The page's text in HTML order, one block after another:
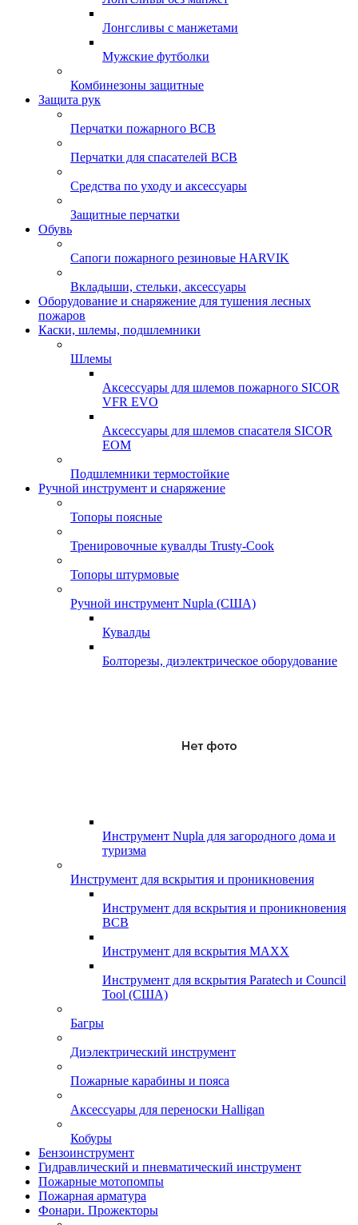
Лонгсливы с манжетами
Мужские футболки
Комбинезоны защитные
Защита рук
Перчатки пожарного ВСВ
Перчатки для спасателей ВСВ
Средства по уходу и аксессуары
Защитные перчатки
Обувь
Сапоги пожарного резиновые HARVIK
Вкладыши, стельки, аксессуары
Оборудование и снаряжение для тушения лесных
пожаров
Каски, шлемы, подшлемники
Шлемы
Аксессуары для шлемов пожарного SICOR
VFR EVO
Аксессуары для шлемов спасателя SICOR
EOM
Подшлемники термостойкие
Ручной инструмент и снаряжение
Топоры поясные
Тренировочные кувалды Trusty-Cook
Топоры штурмовые
Ручной инструмент Nupla (США)
Кувалды
Болторезы, диэлектрическое оборудование
Инструмент Nupla для загородного дома и
туризма
Инструмент для вскрытия и проникновения
Инструмент для вскрытия и проникновения
ВСВ
Инструмент для вскрытия MAXX
Инструмент для вскрытия Paratech и Council
Tool (США)
Багры
Диэлектрический инструмент
Пожарные карабины и пояса
Аксессуары для переноски Halligan
Кобуры
Бензоинструмент
Гидравлический и пневматический инструмент
Пожарные мотопомпы
Пожарная арматура
Фонари. Прожекторы